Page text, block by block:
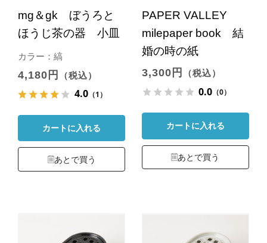
mg＆gk ぼうろと
ほうじ茶の器 小皿
カラー：縞
4,180円 （税込）
4.0（1）
カートに入れる
あとで買う
PAPER VALLEY
milepaper book 結
婚の時の紙
3,300円 （税込）
0.0（0）
カートに入れる
あとで買う